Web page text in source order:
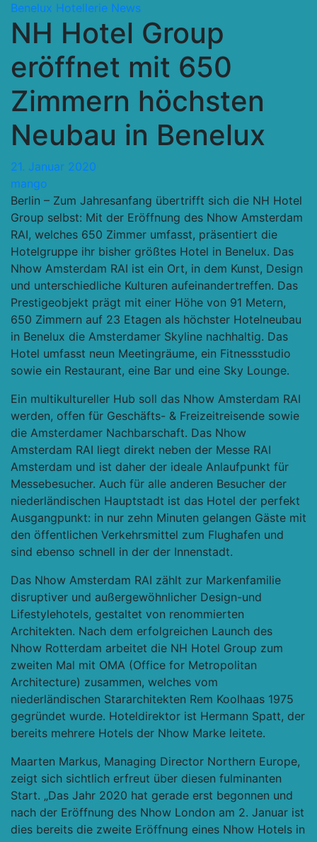
Benelux Hotellerie News
NH Hotel Group
eröffnet mit 650
Zimmern höchsten
Neubau in Benelux
21. Januar 2020
mango
Berlin – Zum Jahresanfang übertrifft sich die NH Hotel
Group selbst: Mit der Eröffnung des Nhow Amsterdam
RAI, welches 650 Zimmer umfasst, präsentiert die
Hotelgruppe ihr bisher größtes Hotel in Benelux. Das
Nhow Amsterdam RAI ist ein Ort, in dem Kunst, Design
und unterschiedliche Kulturen aufeinandertreffen. Das
Prestigeobjekt prägt mit einer Höhe von 91 Metern,
650 Zimmern auf 23 Etagen als höchster Hotelneubau
in Benelux die Amsterdamer Skyline nachhaltig. Das
Hotel umfasst neun Meetingräume, ein Fitnessstudio
sowie ein Restaurant, eine Bar und eine Sky Lounge.
Ein multikultureller Hub soll das Nhow Amsterdam RAI
werden, offen für Geschäfts- & Freizeitreisende sowie
die Amsterdamer Nachbarschaft. Das Nhow
Amsterdam RAI liegt direkt neben der Messe RAI
Amsterdam und ist daher der ideale Anlaufpunkt für
Messebesucher. Auch für alle anderen Besucher der
niederländischen Hauptstadt ist das Hotel der perfekt
Ausgangpunkt: in nur zehn Minuten gelangen Gäste mit
den öffentlichen Verkehrsmittel zum Flughafen und
sind ebenso schnell in der der Innenstadt.
Das Nhow Amsterdam RAI zählt zur Markenfamilie
disruptiver und außergewöhnlicher Design-und
Lifestylehotels, gestaltet von renommierten
Architekten. Nach dem erfolgreichen Launch des
Nhow Rotterdam arbeitet die NH Hotel Group zum
zweiten Mal mit OMA (Office for Metropolitan
Architecture) zusammen, welches vom
niederländischen Stararchitekten Rem Koolhaas 1975
gegründet wurde. Hoteldirektor ist Hermann Spatt, der
bereits mehrere Hotels der Nhow Marke leitete.
Maarten Markus, Managing Director Northern Europe,
zeigt sich sichtlich erfreut über diesen fulminanten
Start. „Das Jahr 2020 hat gerade erst begonnen und
nach der Eröffnung des Nhow London am 2. Januar ist
dies bereits die zweite Eröffnung eines Nhow Hotels in